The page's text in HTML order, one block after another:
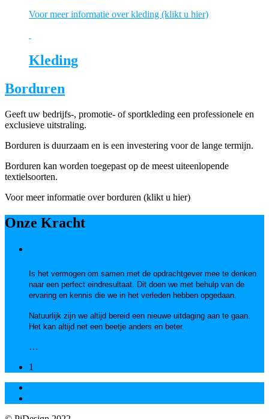
Voor meer informatie over kleding (klikt u hier)
Kleding
Borduren
Geeft uw bedrijfs-, promotie- of sportkleding een professionele en
exclusieve uitstraling.
Borduren is duurzaam en is een investering voor de lange termijn.
Borduren kan worden toegepast op de meest uiteenlopende
textielsoorten.
Voor meer informatie over borduren (klikt u hier)
Onze Kracht
Is het vermogen om samen met de opdrachtgever mee te denken
naar een perfect eindresultaat. Dit doen we met behulp van de
ervaring en kennis die we in het verleden hebben opgedaan.
Natuurlijk zijn we altijd bereid een nieuwe uitdaging aan te gaan.
Het kan altijd net een beetje anders en beter.
…
1